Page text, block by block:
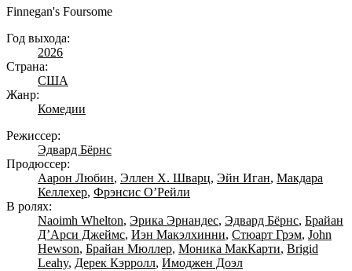
Finnegan's Foursome
Год выхода:
2026
Страна:
США
Жанр:
Комедии
Режиссер:
Эдвард Бёрнс
Продюссер:
Аарон Любин, Эллен Х. Шварц, Эйн Иган, Макдара
Келлехер, Фрэнсис О’Рейли
В ролях:
Naoimh Whelton, Эрика Эрнандес, Эдвард Бёрнс, Брайан
Д’Арси Джеймс, Иэн Макэлхинни, Стюарт Грэм, John
Hewson, Брайан Мюллер, Моника МакКарти, Brigid
Leahy, Дерек Кэрролл, Имоджен Доэл